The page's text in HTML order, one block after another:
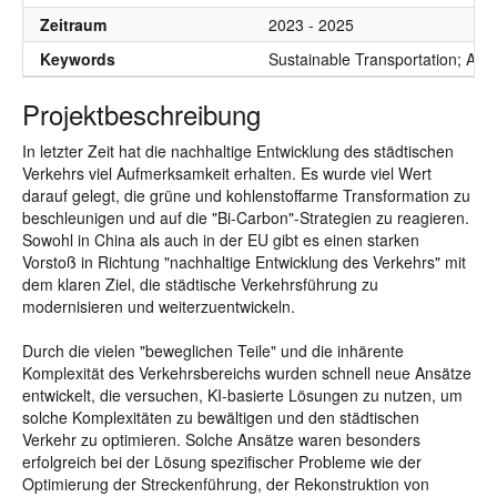
Zeitraum
2023 - 2025
Keywords
Sustainable Transportation;
Projektbeschreibung
In letzter Zeit hat die nachhaltige Entwicklung des städtischen
Verkehrs viel Aufmerksamkeit erhalten. Es wurde viel Wert
darauf gelegt, die grüne und kohlenstoffarme Transformation zu
beschleunigen und auf die "Bi-Carbon"-Strategien zu reagieren.
Sowohl in China als auch in der EU gibt es einen starken
Vorstoß in Richtung "nachhaltige Entwicklung des Verkehrs" mit
dem klaren Ziel, die städtische Verkehrsführung zu
modernisieren und weiterzuentwickeln.
Durch die vielen "beweglichen Teile" und die inhärente
Komplexität des Verkehrsbereichs wurden schnell neue Ansätze
entwickelt, die versuchen, KI-basierte Lösungen zu nutzen, um
solche Komplexitäten zu bewältigen und den städtischen
Verkehr zu optimieren. Solche Ansätze waren besonders
erfolgreich bei der Lösung spezifischer Probleme wie der
Optimierung der Streckenführung, der Rekonstruktion von